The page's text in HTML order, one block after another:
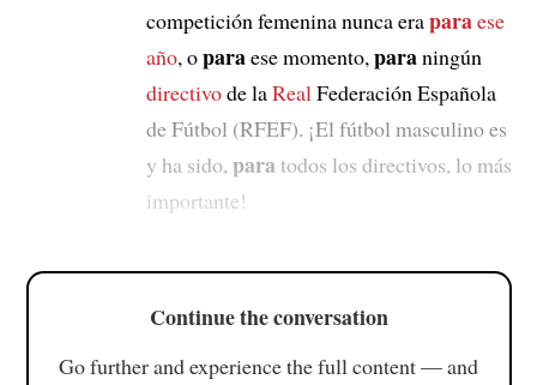
competición femenina nunca eraparaese
año, oparaese momento, paraningún
directivode laReal Federación Española
de Fútbol (RFEF). ¡El fútbol masculino es
y ha sido, para todos los directivos, lo más
importante!
Continue the conversation
Go further and experience the full content — and